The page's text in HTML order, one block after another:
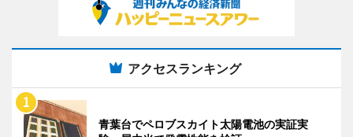
アクセスランキング
青葉台でペロブスカイト太陽電池の実証実